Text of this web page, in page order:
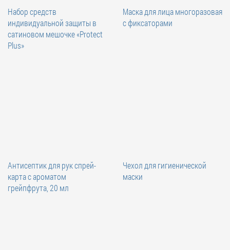
Набор средств
индивидуальной защиты в
сатиновом мешочке «Protect
Plus»
Маска для лица многоразовая
с фиксаторами
Антисептик для рук спрей-
карта с ароматом
грейпфрута, 20 мл
Чехол для гигиенической
маски